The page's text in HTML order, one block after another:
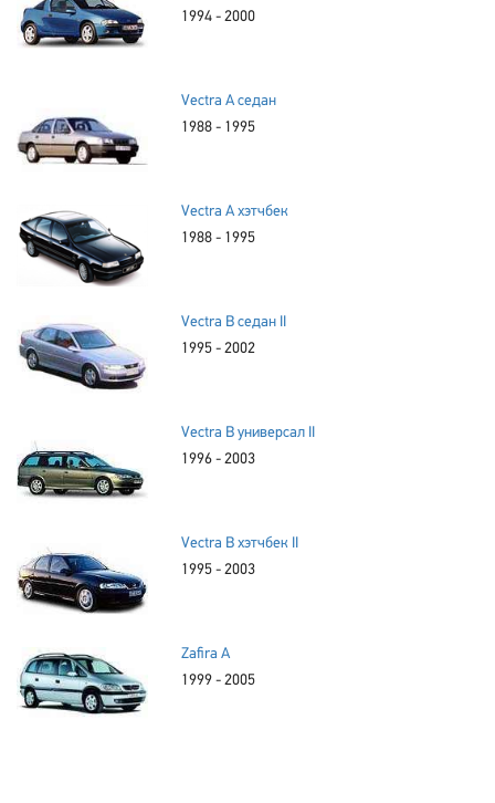
1994 - 2000
Vectra A седан
1988 - 1995
Vectra A хэтчбек
1988 - 1995
Vectra B седан II
1995 - 2002
Vectra B универсал II
1996 - 2003
Vectra B хэтчбек II
1995 - 2003
Zafira A
1999 - 2005